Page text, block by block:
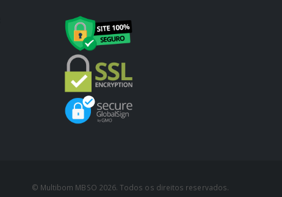
© Multibom MBSO 2026. Todos os direitos reservados.